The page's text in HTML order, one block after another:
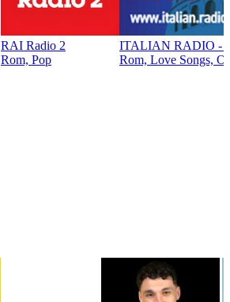
RAI Radio 2
Rom, Pop
ITALIAN RADIO -
Rom, Love Songs,